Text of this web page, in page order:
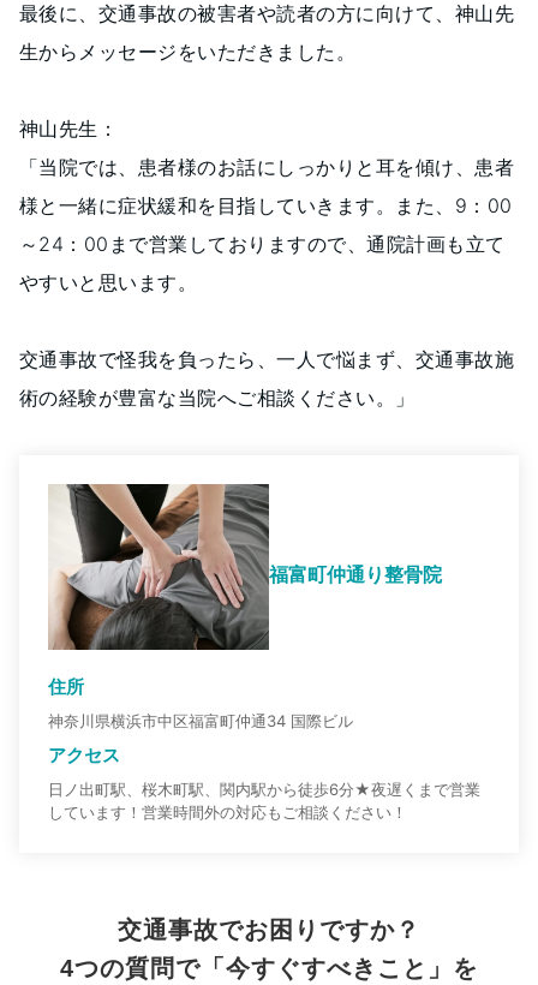
最後に、交通事故の被害者や読者の方に向けて、神山先
生からメッセージをいただきました。
神山先生：
「当院では、患者様のお話にしっかりと耳を傾け、患者
様と一緒に症状緩和を目指していきます。また、9：00
～24：00まで営業しておりますので、通院計画も立て
やすいと思います。
交通事故で怪我を負ったら、一人で悩まず、交通事故施
術の経験が豊富な当院へご相談ください。」
福富町仲通り整骨院
住所
神奈川県横浜市中区福富町仲通34 国際ビル
アクセス
日ノ出町駅、桜木町駅、関内駅から徒歩6分★夜遅くまで営業
しています！営業時間外の対応もご相談ください！
交通事故でお困りですか？
4つの質問で「今すぐすべきこと」を